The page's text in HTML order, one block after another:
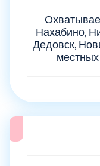
Нахабино,
Дедовск,